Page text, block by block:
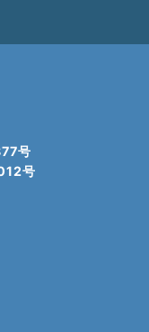
号
号